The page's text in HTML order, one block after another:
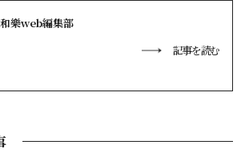
和樂web編集部
記事を読む